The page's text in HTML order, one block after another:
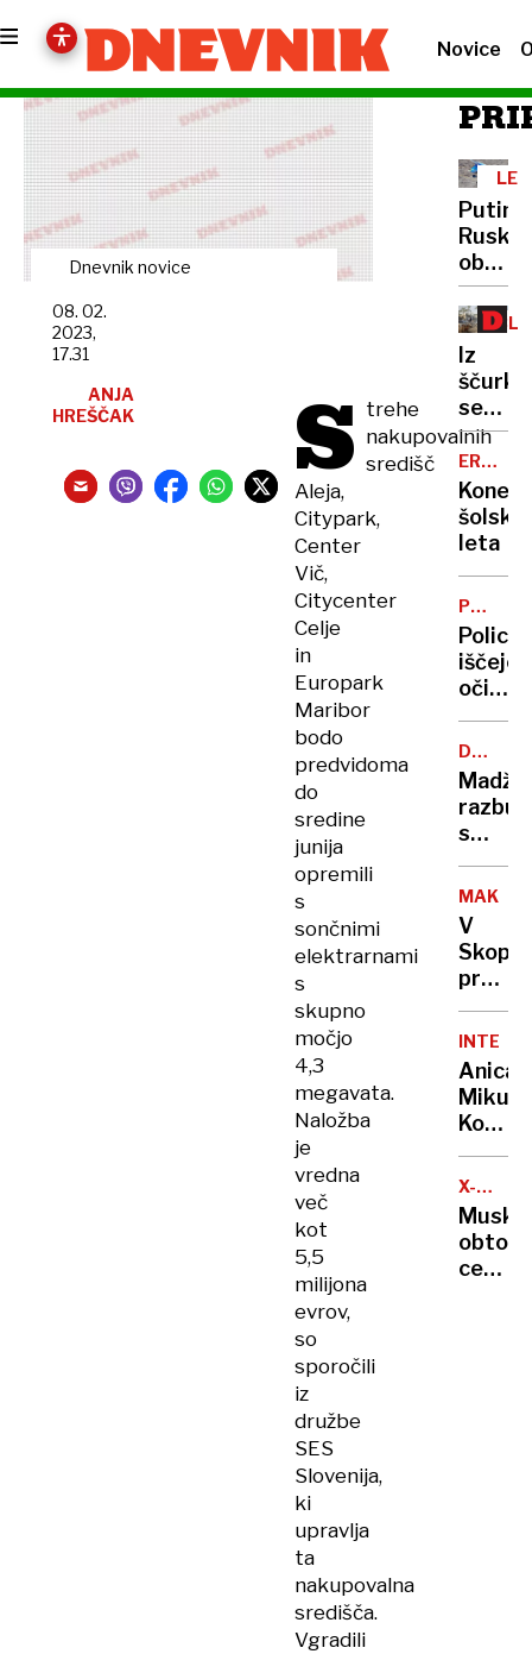
Novice
Dnevnik novice
08. 02.
2023,
17.31
ANJA
HREŠČAK
S trehe
nakupovalnih
središč
Aleja,
Citypark,
Center
Vič,
Citycenter
Celje
in
Europark
Maribor
bodo
predvidoma
do
sredine
junija
opremili
s
sončnimi
elektrarnami
s
skupno
močjo
4,3
megavata.
Naložba
je
vredna
več
kot
5,5
milijona
evrov,
so
sporočili
iz
družbe
SES
Slovenija,
ki
upravlja
ta
nakupovalna
središča.
Vgradili
Putin:
Ruska
pri
letala
Iz
ščurka
se
ne
more
izleči
metulj
ERVIN
-Konec
leta
iščejo
pri
postaji
Nanos
MEJE
s
V
Skopju
zaradi
zraka
Anica
Mikuš
Kos:
V
vsaki
so
X-
Musk